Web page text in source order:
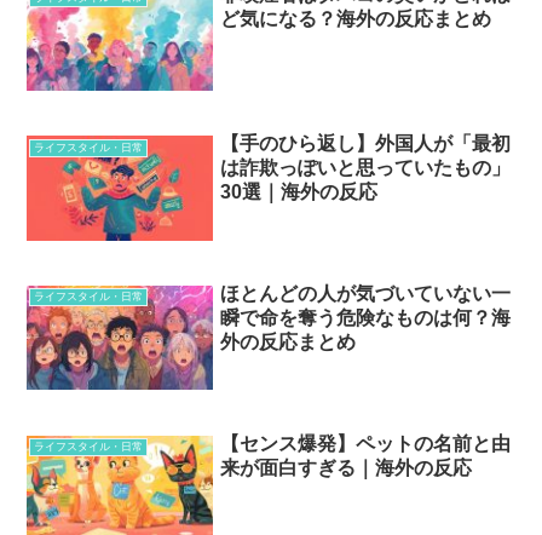
ど気になる？海外の反応まとめ
ライフスタイル・日常
【手のひら返し】外国人が「最初
は詐欺っぽいと思っていたもの」
30選｜海外の反応
ライフスタイル・日常
ほとんどの人が気づいていない一
瞬で命を奪う危険なものは何？海
外の反応まとめ
ライフスタイル・日常
【センス爆発】ペットの名前と由
来が面白すぎる｜海外の反応